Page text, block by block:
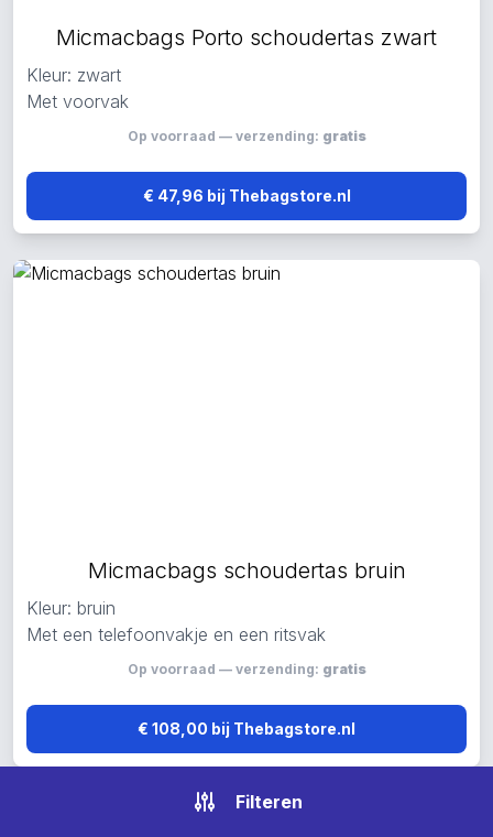
Micmacbags Porto schoudertas zwart
Kleur: zwart
Met voorvak
Op voorraad — verzending: gratis
€ 47,96 bij Thebagstore.nl
Micmacbags schoudertas bruin
Kleur: bruin
Met een telefoonvakje en een ritsvak
Op voorraad — verzending: gratis
€ 108,00 bij Thebagstore.nl
Filteren